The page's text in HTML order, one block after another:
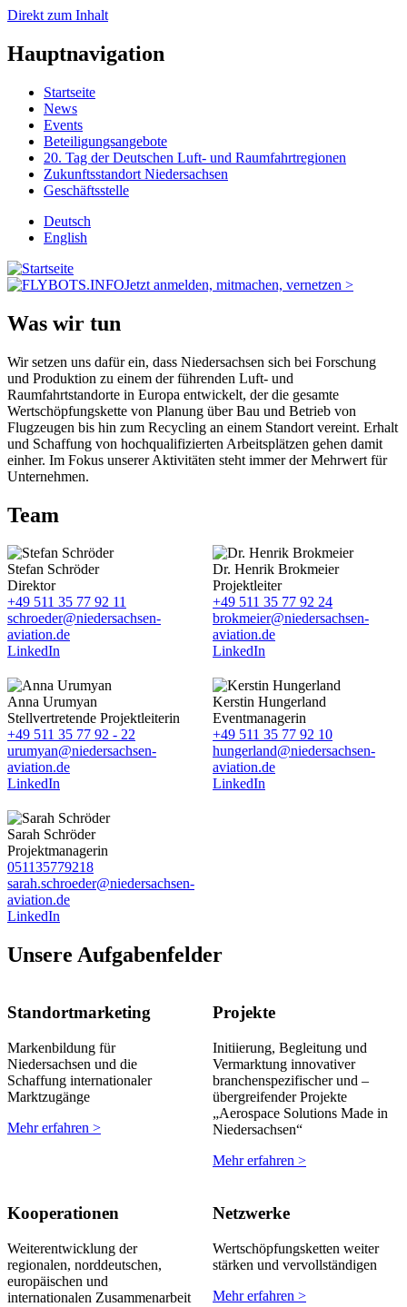
Direkt zum Inhalt
Hauptnavigation
Startseite
News
Events
Beteiligungsangebote
20. Tag der Deutschen Luft- und Raumfahrtregionen
Zukunftsstandort Niedersachsen
Geschäftsstelle
Deutsch
English
Jetzt anmelden, mitmachen, vernetzen >
Was wir tun
Wir setzen uns dafür ein, dass Niedersachsen sich bei Forschung
und Produktion zu einem der führenden Luft- und
Raumfahrtstandorte in Europa entwickelt, der die gesamte
Wertschöpfungskette von Planung über Bau und Betrieb von
Flugzeugen bis hin zum Recycling an einem Standort vereint. Erhalt
und Schaffung von hochqualifizierten Arbeitsplätzen gehen damit
einher. Im Fokus unserer Aktivitäten steht immer der Mehrwert für
Unternehmen.
Team
Stefan Schröder
Direktor
+49 511 35 77 92 11
schroeder@niedersachsen-
aviation.de
LinkedIn
Dr. Henrik Brokmeier
Projektleiter
+49 511 35 77 92 24
brokmeier@niedersachsen-
aviation.de
LinkedIn
Anna Urumyan
Stellvertretende Projektleiterin
+49 511 35 77 92 - 22
urumyan@niedersachsen-
aviation.de
LinkedIn
Kerstin Hungerland
Eventmanagerin
+49 511 35 77 92 10
hungerland@niedersachsen-
aviation.de
LinkedIn
Sarah Schröder
Projektmanagerin
051135779218
sarah.schroeder@niedersachsen-
aviation.de
LinkedIn
Unsere Aufgabenfelder
Standortmarketing
Markenbildung für
Niedersachsen und die
Schaffung internationaler
Marktzugänge
Mehr erfahren >
Projekte
Initiierung, Begleitung und
Vermarktung innovativer
branchenspezifischer und –
übergreifender Projekte
„Aerospace Solutions Made in
Niedersachsen“
Mehr erfahren >
Kooperationen
Weiterentwicklung der
regionalen, norddeutschen,
europäischen und
internationalen Zusammenarbeit
Netzwerke
Wertschöpfungsketten weiter
stärken und vervollständigen
Mehr erfahren >